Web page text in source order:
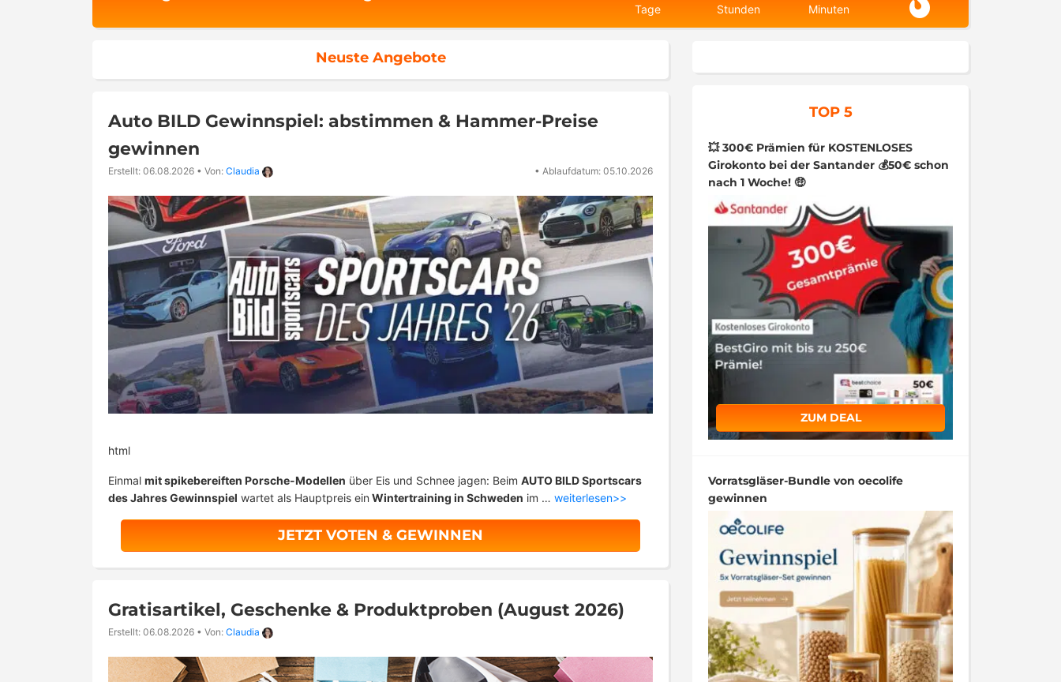
Tage Stunden Minuten
Neuste Angebote
Auto BILD Gewinnspiel: abstimmen & Hammer-Preise
gewinnen
Erstellt: 06.08.2026 • Von: Claudia • Ablaufdatum: 05.10.2026
html
Einmal mit spikebereiften Porsche-Modellen über Eis und Schnee jagen: Beim AUTO BILD Sportscars
des Jahres Gewinnspiel wartet als Hauptpreis ein Wintertraining in Schweden im … weiterlesen>>
JETZT VOTEN & GEWINNEN
Gratisartikel, Geschenke & Produktproben (August 2026)
Erstellt: 06.08.2026 • Von: Claudia
TOP 5
💥 300€ Prämien für KOSTENLOSES
Girokonto bei der Santander 💰50€ schon
nach 1 Woche! 🤑
ZUM DEAL
Vorratsgläser-Bundle von oecolife
gewinnen